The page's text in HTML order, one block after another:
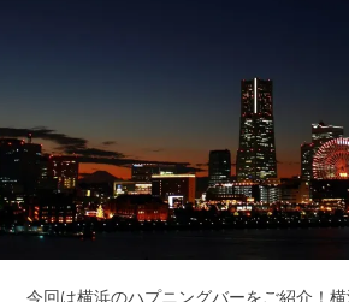
今回は横浜のハプニングバーをご紹介！